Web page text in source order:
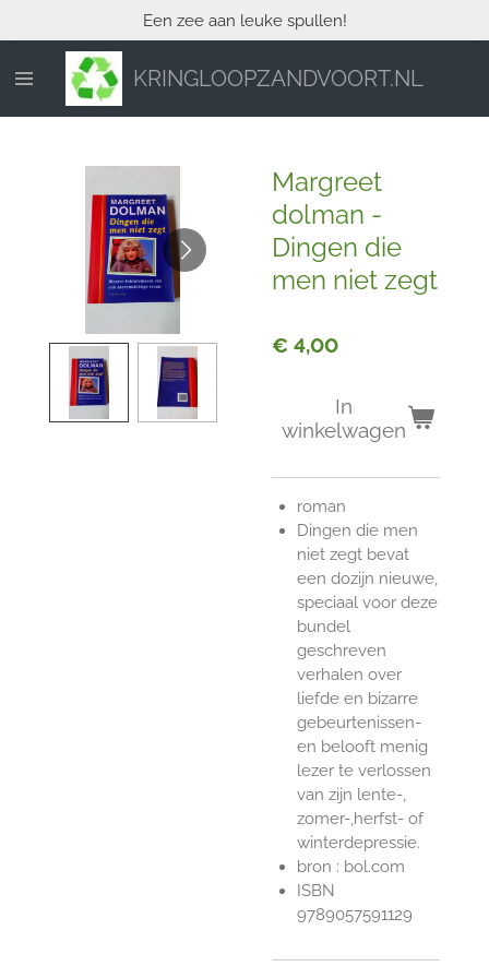
direct
naar
hoofdinhoud
KRINGLOOPZANDVOORT.NL
Een zee aan leuke spullen!
Margreet
dolman -
Dingen die
men niet zegt
€ 4,00
In
winkelwagen
roman
Dingen die men
niet zegt bevat
een dozijn nieuwe,
speciaal voor deze
bundel
geschreven
verhalen over
liefde en bizarre
gebeurtenissen-
en belooft menig
lezer te verlossen
van zijn lente-,
zomer-,herfst- of
winterdepressie.
bron : bol.com
ISBN
9789057591129